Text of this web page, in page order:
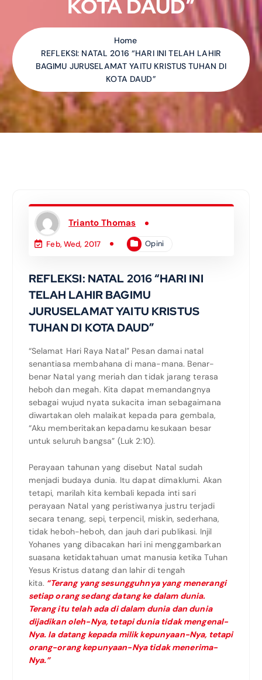
KOTA DAUD”
Home
REFLEKSI: NATAL 2016 “HARI INI TELAH LAHIR
BAGIMU JURUSELAMAT YAITU KRISTUS TUHAN DI
KOTA DAUD”
Trianto Thomas
Feb, Wed, 2017 Opini
REFLEKSI: NATAL 2016 “HARI INI
TELAH LAHIR BAGIMU
JURUSELAMAT YAITU KRISTUS
TUHAN DI KOTA DAUD”
“Selamat Hari Raya Natal” Pesan damai natal
senantiasa membahana di mana-mana. Benar-
benar Natal yang meriah dan tidak jarang terasa
heboh dan megah. Kita dapat memandangnya
sebagai wujud nyata sukacita iman sebagaimana
diwartakan oleh malaikat kepada para gembala,
“Aku memberitakan kepadamu kesukaan besar
untuk seluruh bangsa” (Luk 2:10).
Perayaan tahunan yang disebut Natal sudah
menjadi budaya dunia. Itu dapat dimaklumi. Akan
tetapi, marilah kita kembali kepada inti sari
perayaan Natal yang peristiwanya justru terjadi
secara tenang, sepi, terpencil, miskin, sederhana,
tidak heboh-heboh, dan jauh dari publikasi. Injil
Yohanes yang dibacakan hari ini menggambarkan
suasana ketidaktahuan umat manusia ketika Tuhan
Yesus Kristus datang dan lahir di tengah
kita. “Terang yang sesungguhnya yang menerangi
setiap orang sedang datang ke dalam dunia.
Terang itu telah ada di dalam dunia dan dunia
dijadikan oleh-Nya, tetapi dunia tidak mengenal-
Nya. Ia datang kepada milik kepunyaan-Nya, tetapi
orang-orang kepunyaan-Nya tidak menerima-
Nya.”